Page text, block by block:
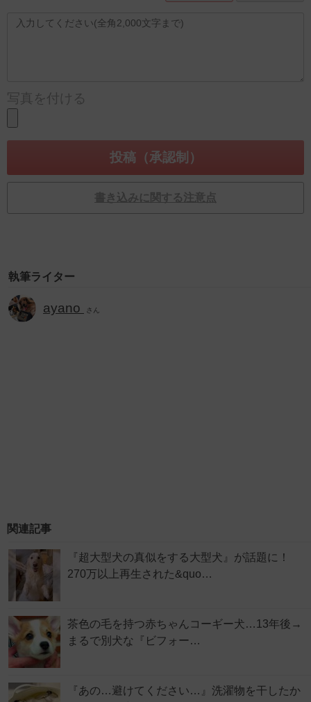
写真を付ける
書き込みに関する注意点
執筆ライター
ayano さん
関連記事
『超大型犬の真似をする大型犬』が話題に！
270万以上再生された&quo…
茶色の毛を持つ赤ちゃんコーギー犬…13年後→
まるで別犬な『ビフォー…
『あの…避けてください…』洗濯物を干したか